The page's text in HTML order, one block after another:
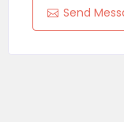
Send